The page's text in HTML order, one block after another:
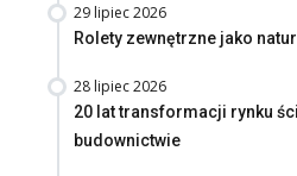
29 lipiec 2026
Rolety zewnętrzne jako
28 lipiec 2026
20 lat transformacji rynku
budownictwie